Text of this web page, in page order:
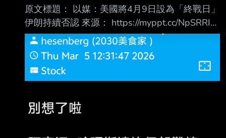
原文標題： 以媒：美國將4月9日設為「終戰日」
伊朗持續否認 來源： https://myppt.cc/NpSRRI
內文： 鉅亨網編譯羅昀玫 2026-03-24 01:12
以色列《新消息報》(Ynet) 週一 (23 日) 報導，
美國總統川普近日表示，華府已將 4 月 9 日定為
結束與伊朗戰爭的目標時間。一名以色列官員透
事行動與外交協商，試圖為衝突劃下句點。不
過，伊朗官方都全然否認與美國進行任何談判。